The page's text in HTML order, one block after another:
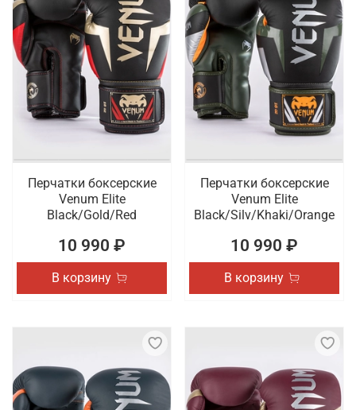
Перчатки боксерские
Venum Elite
Black/Gold/Red
10 990 ₽
В корзину
Перчатки боксерские
Venum Elite
Black/Silv/Khaki/Orange
10 990 ₽
В корзину